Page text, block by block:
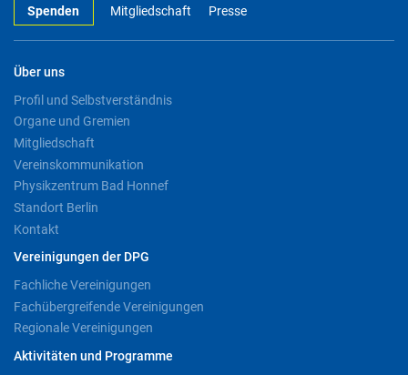
Spenden Mitgliedschaft Presse
Über uns
Profil und Selbstverständnis
Organe und Gremien
Mitgliedschaft
Vereinskommunikation
Physikzentrum Bad Honnef
Standort Berlin
Kontakt
Vereinigungen der DPG
Fachliche Vereinigungen
Fachübergreifende Vereinigungen
Regionale Vereinigungen
Aktivitäten und Programme